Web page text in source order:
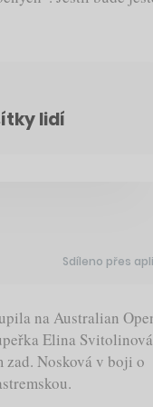
lidí
Sdíleno přes
na Australian
Elina
Nosková v boji o